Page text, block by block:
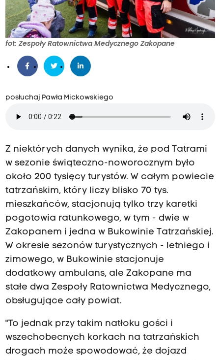
fot: Zespoły Ratownictwa Medycznego Zakopane
posłuchaj Pawła Mickowskiego
Z niektórych danych wynika, że pod Tatrami
w sezonie świąteczno-noworocznym było
około 200 tysięcy turystów. W całym powiecie
tatrzańskim, który liczy blisko 70 tys.
mieszkańców, stacjonują tylko trzy karetki
pogotowia ratunkowego, w tym - dwie w
Zakopanem i jedna w Bukowinie Tatrzańskiej.
W okresie sezonów turystycznych - letniego i
zimowego, w Bukowinie stacjonuje
dodatkowy ambulans, ale Zakopane ma
stałe dwa Zespoły Ratownictwa Medycznego,
obsługujące cały powiat.
"To jednak przy takim natłoku gości i
wszechobecnych korkach na tatrzańskich
drogach może spowodować, że dojazd